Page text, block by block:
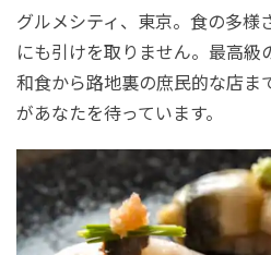
グルメシティ、東京。食の多様
にも引けを取りません。最高級
和食から路地裏の庶民的な店ま
があなたを待っています。